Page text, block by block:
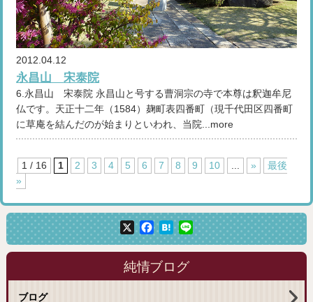
2012.04.12
永昌山 宋泰院
6.永昌山 宋泰院 永昌山と号する曹洞宗の寺で本尊は釈迦牟尼
仏です。天正十二年（1584）麹町表四番町（現千代田区四番町
に草庵を結んだのが始まりといわれ、当院...more
1 / 16 1 2 3 4 5 6 7 8 9 10 ... »
最後
»
X Facebook
Hatena
Line
純情ブログ
ブログ